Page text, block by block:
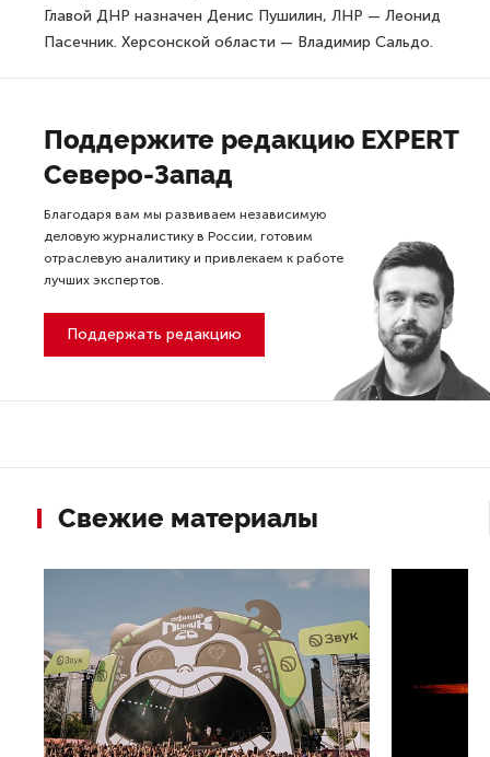
Главой ДНР назначен Денис Пушилин, ЛНР — Леонид
Пасечник. Херсонской области — Владимир Сальдо.
Поддержите редакцию EXPERT
Северо-Запад
Благодаря вам мы развиваем независимую
деловую журналистику в России, готовим
отраслевую аналитику и привлекаем к работе
лучших экспертов.
Поддержать редакцию
Свежие материалы